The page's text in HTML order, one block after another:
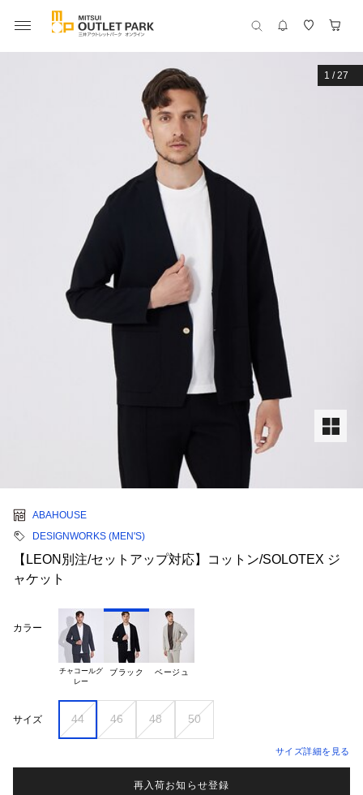
1 /27
ABAHOUSE
DESIGNWORKS (MEN'S)
【LEON別注/セットアップ対応】コットン/SOLOTEX ジ
ャケット
カラー
チャコールグ
ブラック ベージュ
サイズ 44 46 48 50
サイズ詳細を見る
再入荷お知らせ登録